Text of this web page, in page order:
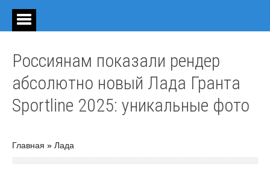
Россиянам показали рендер
абсолютно новый Лада Гранта
Sportline 2025: уникальные фото
Главная » Лада